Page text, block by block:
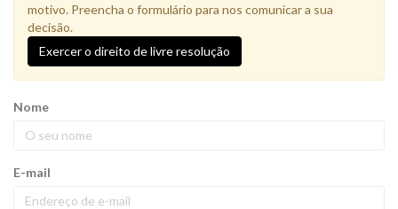
motivo. Preencha o formulário para nos comunicar a sua
decisão.
Exercer o direito de livre resolução
Nome
E-mail